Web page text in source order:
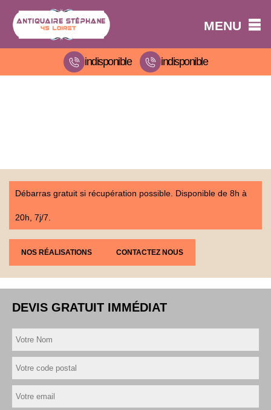
MENU
indisponible indisponible
Débarras gratuit si récupération possible. Disponible de 8h à
20h, 7j/7.
NOS RÉALISATIONS CONTACTEZ NOUS
DEVIS GRATUIT IMMÉDIAT